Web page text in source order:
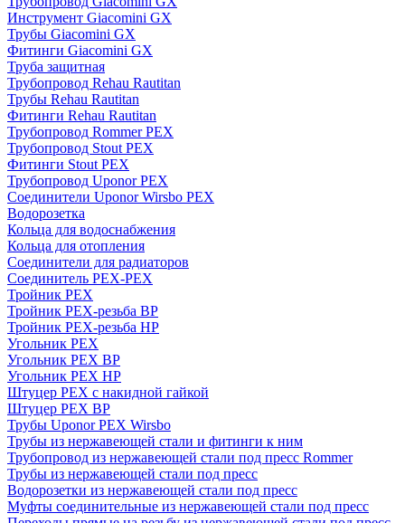
Инструмент Giacomini GX
Трубы Giacomini GX
Фитинги Giacomini GX
Труба защитная
Трубопровод Rehau Rautitan
Трубы Rehau Rautitan
Фитинги Rehau Rautitan
Трубопровод Rommer PEX
Трубопровод Stout PEX
Фитинги Stout PEX
Трубопровод Uponor PEX
Соединители Uponor Wirsbo PEX
Водорозетка
Кольца для водоснабжения
Кольца для отопления
Соединители для радиаторов
Соединитель PEX-PEX
Тройник PEX
Тройник PEX-резьба ВР
Тройник PEX-резьба НР
Угольник PEX
Угольник PEX ВР
Угольник PEX НР
Штуцер PEX c накидной гайкой
Штуцер PEX ВР
Трубы Uponor PEX Wirsbo
Трубы из нержавеющей стали и фитинги к ним
Трубопровод из нержавеющей стали под пресс Rommer
Трубы из нержавеющей стали под пресс
Водорозетки из нержавеющей стали под пресс
Муфты соединительные из нержавеющей стали под пресс